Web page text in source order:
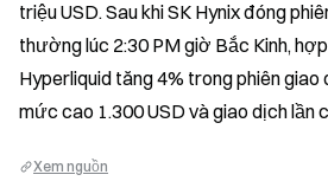
triệu USD. Sau khi SK Hynix đóng
thường lúc 2:30 PM giờ Bắc Kinh,
Hyperliquid tăng 4% trong phiên giao
mức cao 1.300 USD và giao dịch lần
Xem nguồn